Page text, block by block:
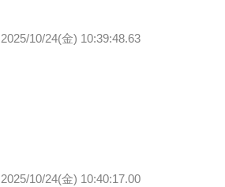
2025/10/24(金) 10:39:48.63
2025/10/24(金) 10:40:17.00